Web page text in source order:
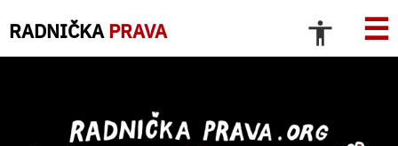
RADNIČKA PRAVA ☰